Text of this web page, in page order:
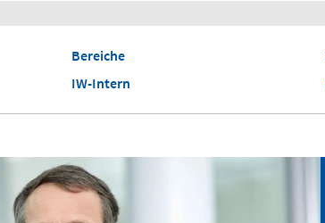
Bereiche
IW-Intern